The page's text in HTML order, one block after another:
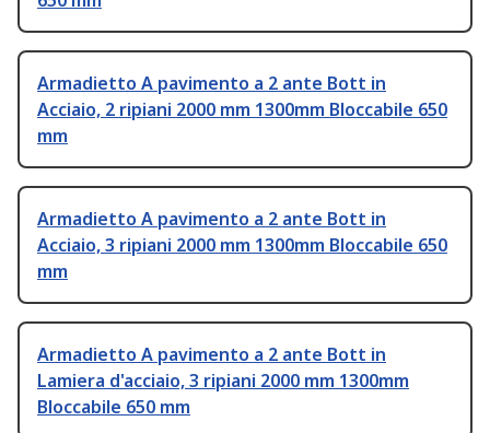
Armadietto A pavimento a 2 ante Bott in
Acciaio, 2 ripiani 2000 mm 1300mm Bloccabile 650
mm
Armadietto A pavimento a 2 ante Bott in
Acciaio, 3 ripiani 2000 mm 1300mm Bloccabile 650
mm
Armadietto A pavimento a 2 ante Bott in
Lamiera d'acciaio, 3 ripiani 2000 mm 1300mm
Bloccabile 650 mm